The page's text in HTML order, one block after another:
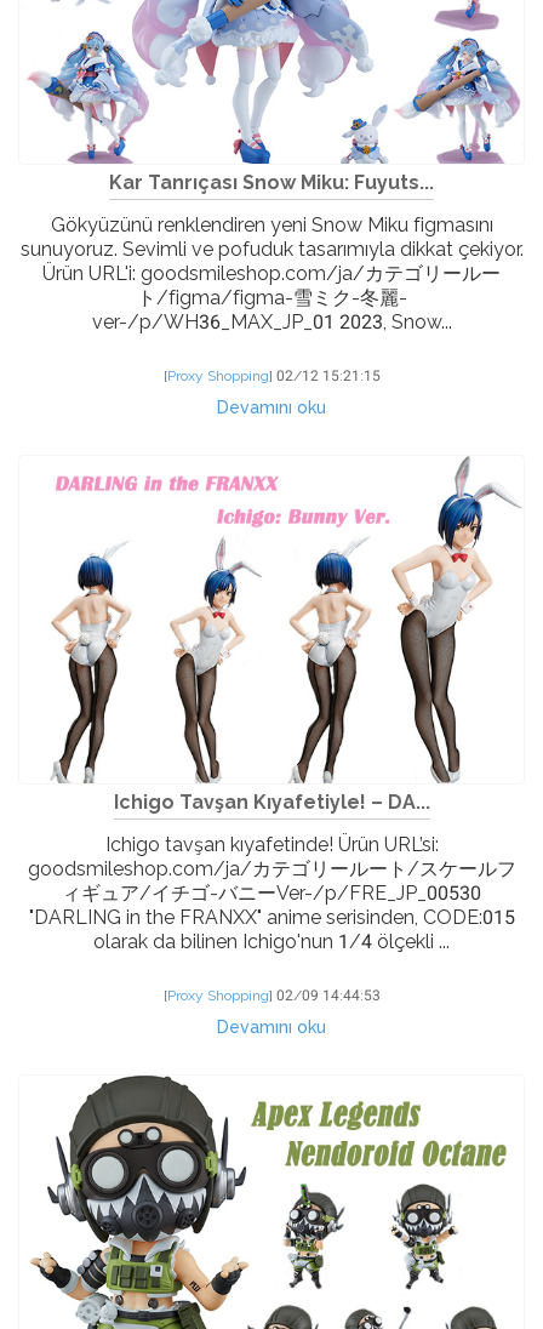
Kar Tanrıçası Snow Miku: Fuyuts...
Gökyüzünü renklendiren yeni Snow Miku figmasını
sunuyoruz. Sevimli ve pofuduk tasarımıyla dikkat çekiyor.
Ürün URL'i: goodsmileshop.com/ja/カテゴリールー
ト/figma/figma-雪ミク-冬麗-
ver-/p/WH36_MAX_JP_01 2023, Snow...
[Proxy Shopping] 02/12 15:21:15
Devamını oku
Ichigo Tavşan Kıyafetiyle! – DA...
Ichigo tavşan kıyafetinde! Ürün URL’si:
goodsmileshop.com/ja/カテゴリールート/スケールフ
ィギュア/イチゴ-バニーVer-/p/FRE_JP_00530
"DARLING in the FRANXX" anime serisinden, CODE:015
olarak da bilinen Ichigo'nun 1/4 ölçekli ...
[Proxy Shopping] 02/09 14:44:53
Devamını oku